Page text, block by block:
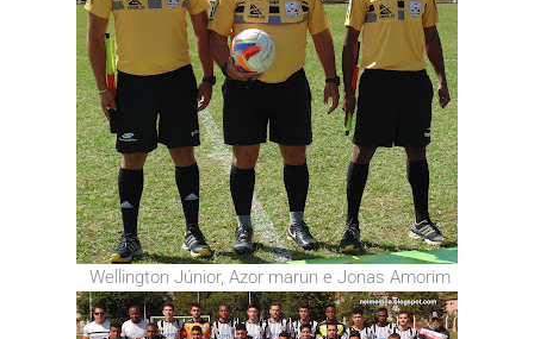
Wellington Júnior, Azor marun e Jonas Amorim